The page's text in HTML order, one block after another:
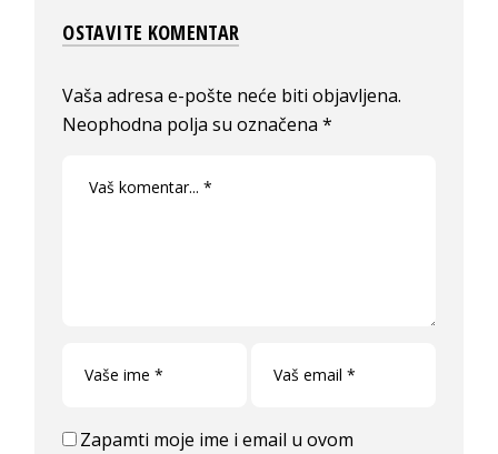
OSTAVITE KOMENTAR
Vaša adresa e-pošte neće biti objavljena.
Neophodna polja su označena*
Zapamti moje ime i email u ovom